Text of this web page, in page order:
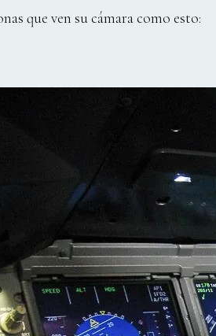
que ven su cámara como esto: